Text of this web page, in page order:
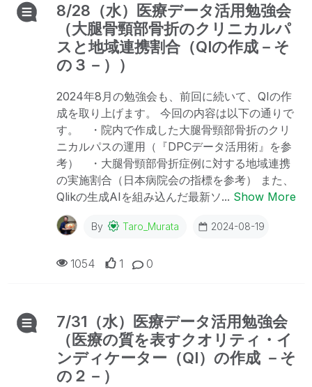
8/28（水）医療データ活用勉強会
（大腿骨頸部骨折のクリニカルパ
スと地域連携割合（QIの作成－そ
の３－））
2024年8月の勉強会も、前回に続いて、QIの作
成を取り上げます。 今回の内容は以下の通りで
す。 ・院内で作成した大腿骨頸部骨折のクリ
ニカルパスの運用（『DPCデータ活用術』を参
考） ・大腿骨頸部骨折症例に対する地域連携
の実施割合（日本病院会の指標を参考） また、
Qlikの生成AIを組み込んだ最新ソ... Show More
By Taro_Murata 2024-08-19
0
1
1054
7/31（水）医療データ活用勉強会
（医療の質を表すクオリティ・イ
ンディケーター（QI）の作成 －そ
の２－）